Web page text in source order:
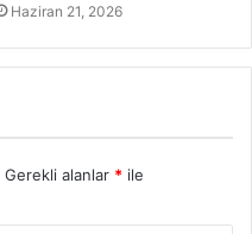
Haziran 21, 2026
Gerekli alanlar * ile